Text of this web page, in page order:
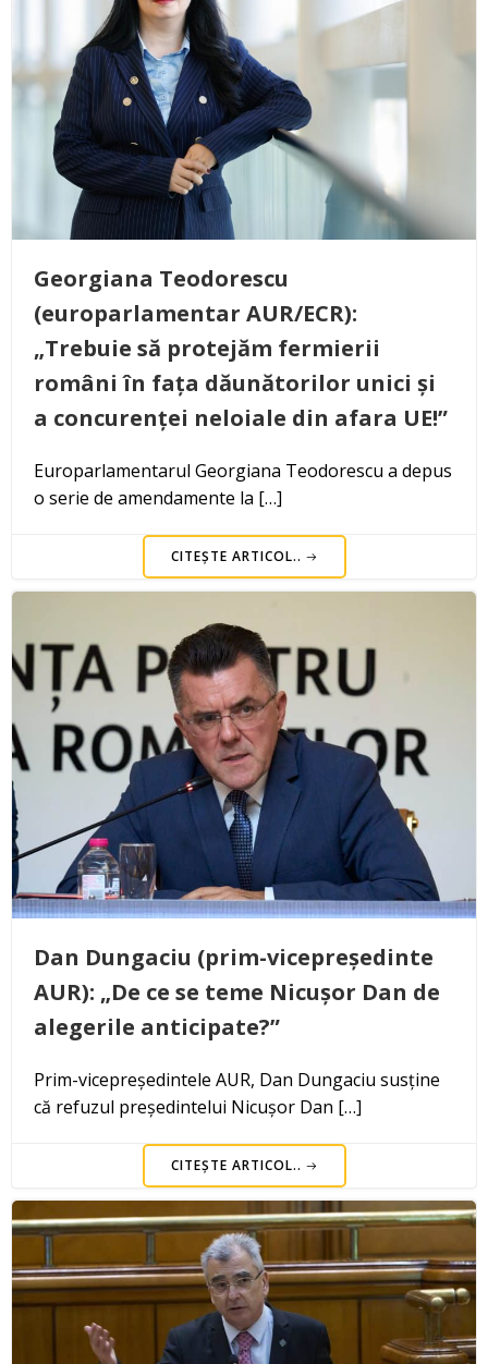
Georgiana Teodorescu
(europarlamentar AUR/ECR):
„Trebuie să protejăm fermierii
români în fața dăunătorilor unici și
a concurenței neloiale din afara UE!”
Europarlamentarul Georgiana Teodorescu a depus
o serie de amendamente la […]
CITEȘTE ARTICOL..
Dan Dungaciu (prim-vicepreședinte
AUR): „De ce se teme Nicușor Dan de
alegerile anticipate?”
Prim-vicepreședintele AUR, Dan Dungaciu susține
că refuzul președintelui Nicușor Dan […]
CITEȘTE ARTICOL..